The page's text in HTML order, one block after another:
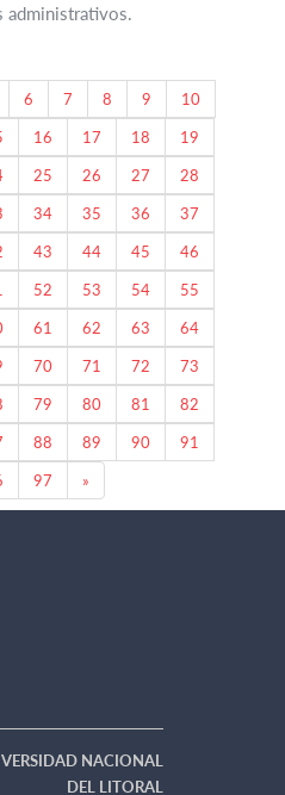
administrativos.
6 7 8 9
10
16 17 18
19
25 26 27
28
34 35 36
37
43 44 45
46
52 53 54
55
61 62 63
64
70 71 72
73
79 80 81
82
88 89 90
91
97 »
NACIONAL
DEL LITORAL